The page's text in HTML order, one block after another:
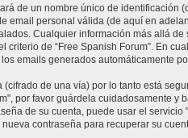
de un nombre único de
email personal válida (de aquí en
Cualquier información más allá
criterio de “Free Spanish Forum”. En
emails generados automáticamente
de una vía) por lo tanto está
por favor guárdela cuidadosamente
de su cuenta, puede usar el
contraseña para recuperar su